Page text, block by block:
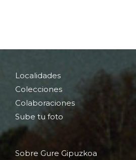
Localidades
Colecciones
Colaboraciones
Sube tu foto
Sobre Gure Gipuzkoa